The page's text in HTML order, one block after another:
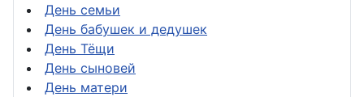
День семьи
День бабушек и дедушек
День Тёщи
День сыновей
День матери